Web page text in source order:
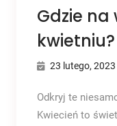
Gdzie na
kwietniu?
23 lutego, 2023
Odkryj te
Kwiecień to